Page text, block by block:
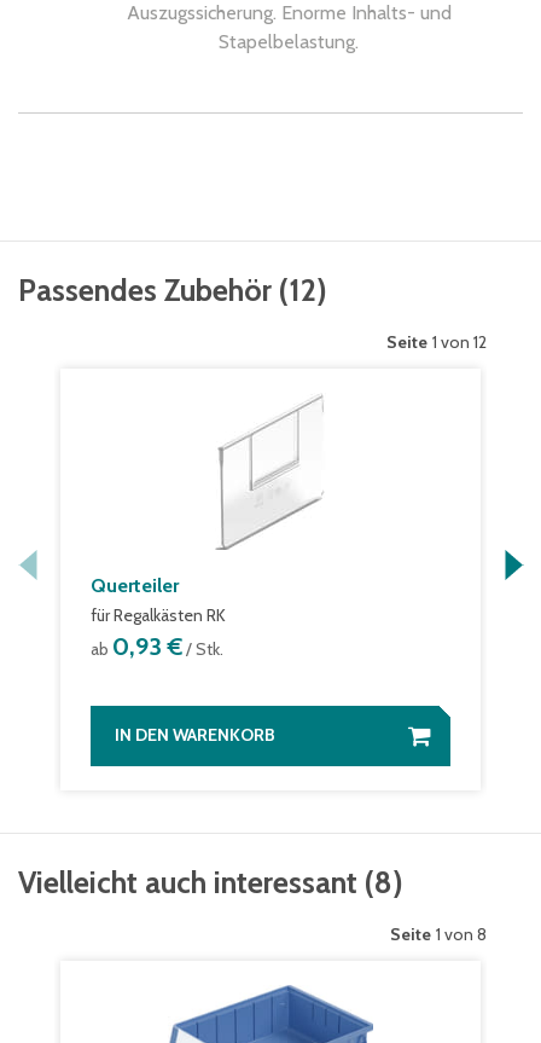
Auszugssicherung. Enorme Inhalts- und
Stapelbelastung.
Passendes Zubehör (12)
Seite 1 von 12
Querteiler
für Regalkästen RK
ab 0,93 €/ Stk.
IN DEN WARENKORB
Vielleicht auch interessant (8)
Seite 1 von 8